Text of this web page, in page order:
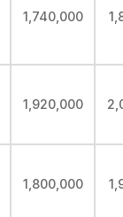
1,740,000
1,920,000
1,800,000